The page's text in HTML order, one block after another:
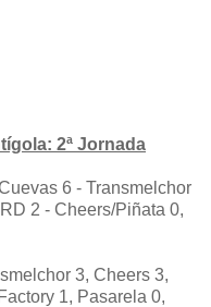
2ª Jornada
6 - Transmelchor
2 - Cheers/Piñata 0,
3, Cheers 3,
Factory 1, Pasarela 0,